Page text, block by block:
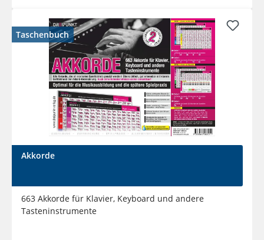
Taschenbuch
Akkorde
663 Akkorde für Klavier, Keyboard und andere
Tasteninstrumente